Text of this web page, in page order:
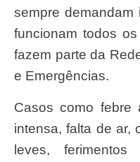
sempre demandam
funcionam todos
fazem parte da
e Emergências.
Casos como febre alta (acima de 39°C), dor
intensa, falta de ar,
leves, ferimentos